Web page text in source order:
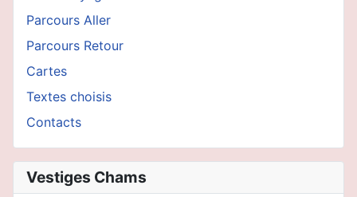
Parcours Aller
Parcours Retour
Cartes
Textes choisis
Contacts
Vestiges Chams